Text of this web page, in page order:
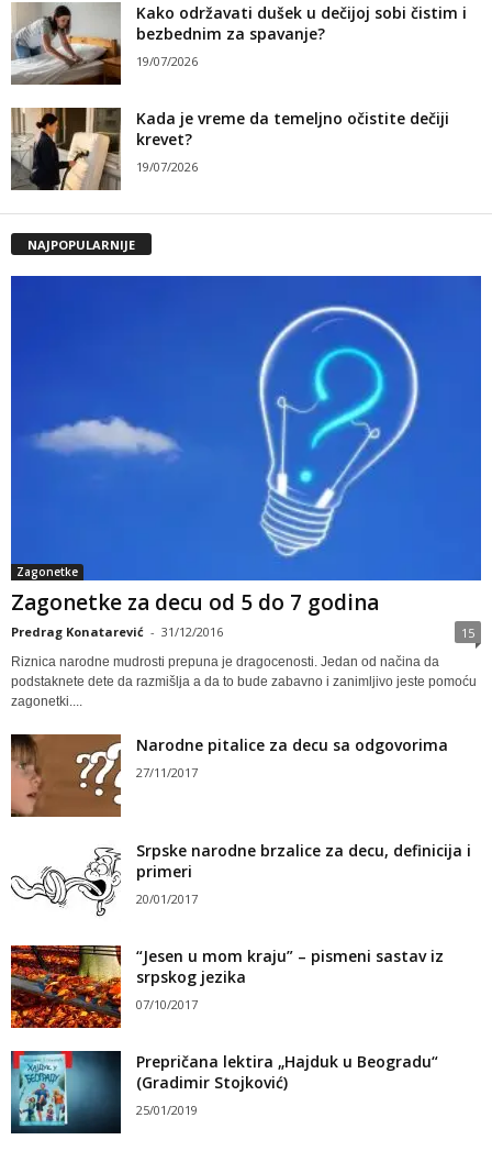
Kako održavati dušek u dečijoj sobi čistim i
bezbednim za spavanje?
19/07/2026
Kada je vreme da temeljno očistite dečiji
krevet?
19/07/2026
NAJPOPULARNIJE
Zagonetke
Zagonetke za decu od 5 do 7 godina
Predrag Konatarević - 31/12/2016 15
Riznica narodne mudrosti prepuna je dragocenosti. Jedan od načina da
podstaknete dete da razmišlja a da to bude zabavno i zanimljivo jeste pomoću
zagonetki....
Narodne pitalice za decu sa odgovorima
27/11/2017
Srpske narodne brzalice za decu, definicija i
primeri
20/01/2017
“Jesen u mom kraju” – pismeni sastav iz
srpskog jezika
07/10/2017
Prepričana lektira „Hajduk u Beogradu“
(Gradimir Stojković)
25/01/2019